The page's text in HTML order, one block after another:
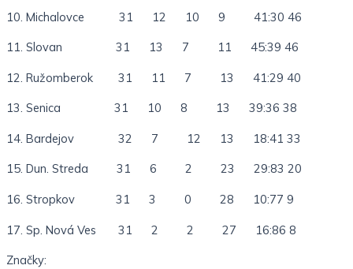
10. Michalovce 31 12 10 9 41:30 46
11. Slovan 31 13 7 11 45:39 46
12. Ružomberok 31 11 7 13 41:29 40
13. Senica 31 10 8 13 39:36 38
14. Bardejov 32 7 12 13 18:41 33
15. Dun. Streda 31 6 2 23 29:83 20
16. Stropkov 31 3 0 28 10:77 9
17. Sp. Nová Ves 31 2 2 27 16:86 8
Značky: